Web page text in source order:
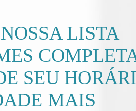
LISTA
SEU
MAIS